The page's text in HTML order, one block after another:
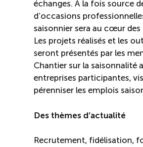
échanges. À la fois source
d’occasions
saisonnier sera au cœur des
Les projets réalisés et les
seront présentés par les
Chantier sur la saisonnalité
entreprises participantes,
pérenniser les emplois
Des thèmes d’actualité
Recrutement, fidélisation,